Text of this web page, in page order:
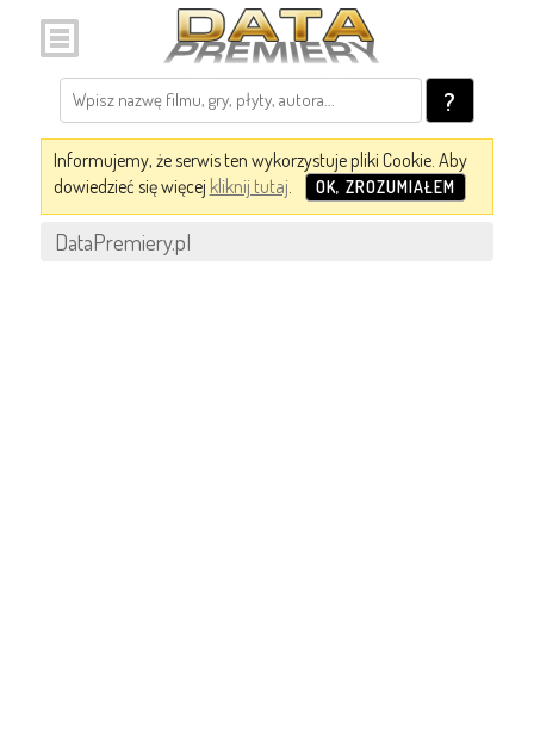
?
Informujemy, że serwis ten wykorzystuje pliki Cookie. Aby
dowiedzieć się więcej kliknij tutaj. OK, ZROZUMIAŁEM
DataPremiery.pl